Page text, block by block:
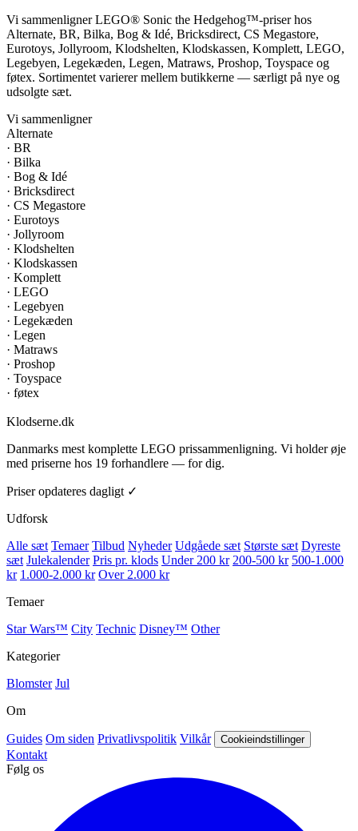
Vi sammenligner LEGO® Sonic the Hedgehog™-priser hos
Alternate, BR, Bilka, Bog & Idé, Bricksdirect, CS Megastore,
Eurotoys, Jollyroom, Klodshelten, Klodskassen, Komplett, LEGO,
Legebyen, Legekæden, Legen, Matraws, Proshop, Toyspace og
føtex. Sortimentet varierer mellem butikkerne — særligt på nye og
udsolgte sæt.
Vi sammenligner
Alternate
· BR
· Bilka
· Bog & Idé
· Bricksdirect
· CS Megastore
· Eurotoys
· Jollyroom
· Klodshelten
· Klodskassen
· Komplett
· LEGO
· Legebyen
· Legekæden
· Legen
· Matraws
· Proshop
· Toyspace
· føtex
Klodserne.dk
Danmarks mest komplette LEGO prissammenligning. Vi holder øje
med priserne hos 19 forhandlere — for dig.
Priser opdateres dagligt ✓
Udforsk
Alle sæt Temaer Tilbud Nyheder Udgåede sæt Største sæt Dyreste
sæt Julekalender Pris pr. klods Under 200 kr 200-500 kr 500-1.000
kr 1.000-2.000 kr Over 2.000 kr
Temaer
Star Wars™ City Technic Disney™ Other
Kategorier
Blomster Jul
Om
Guides Om siden Privatlivspolitik Vilkår Cookieindstillinger
Kontakt
Følg os